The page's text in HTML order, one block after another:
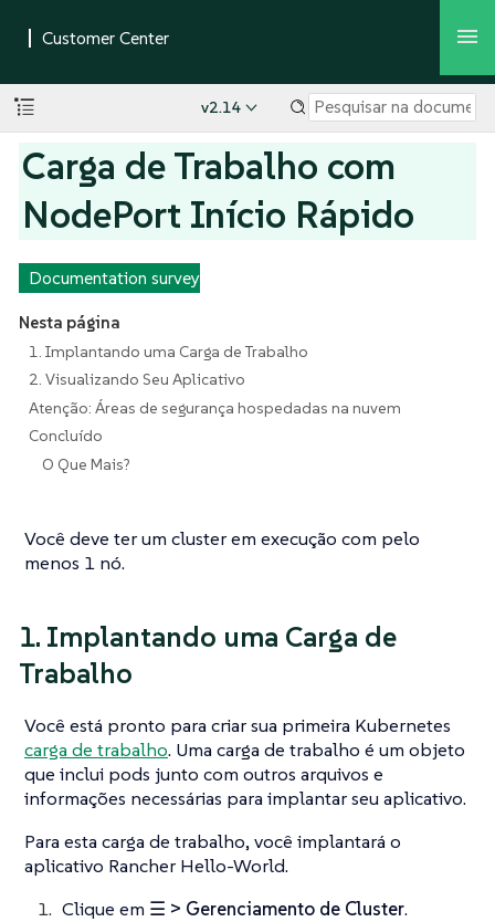
v2.14
Carga de Trabalho com
NodePort Início Rápido
Documentation survey
Nesta página
1. Implantando uma Carga de Trabalho
2. Visualizando Seu Aplicativo
Atenção: Áreas de segurança hospedadas na nuvem
Concluído
O Que Mais?
Você deve ter um cluster em execução com pelo
menos 1 nó.
1. Implantando uma Carga de
Trabalho
Você está pronto para criar sua primeira Kubernetes
carga de trabalho. Uma carga de trabalho é um objeto
que inclui pods junto com outros arquivos e
informações necessárias para implantar seu aplicativo.
Para esta carga de trabalho, você implantará o
aplicativo Rancher Hello-World.
Clique em ☰ > Gerenciamento de Cluster.